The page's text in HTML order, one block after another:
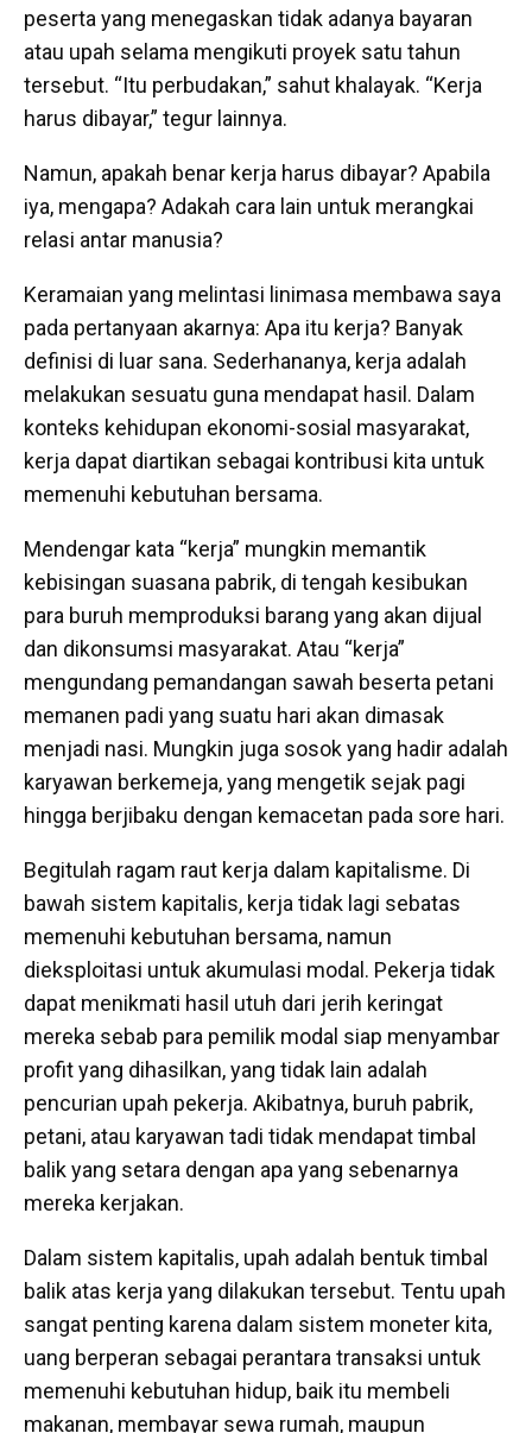
peserta yang menegaskan tidak adanya bayaran
atau upah selama mengikuti proyek satu tahun
tersebut. “Itu perbudakan,” sahut khalayak. “Kerja
harus dibayar,” tegur lainnya.
Namun, apakah benar kerja harus dibayar? Apabila
iya, mengapa? Adakah cara lain untuk merangkai
relasi antar manusia?
Keramaian yang melintasi linimasa membawa saya
pada pertanyaan akarnya: Apa itu kerja? Banyak
definisi di luar sana. Sederhananya, kerja adalah
melakukan sesuatu guna mendapat hasil. Dalam
konteks kehidupan ekonomi-sosial masyarakat,
kerja dapat diartikan sebagai kontribusi kita untuk
memenuhi kebutuhan bersama.
Mendengar kata “kerja” mungkin memantik
kebisingan suasana pabrik, di tengah kesibukan
para buruh memproduksi barang yang akan dijual
dan dikonsumsi masyarakat. Atau “kerja”
mengundang pemandangan sawah beserta petani
memanen padi yang suatu hari akan dimasak
menjadi nasi. Mungkin juga sosok yang hadir adalah
karyawan berkemeja, yang mengetik sejak pagi
hingga berjibaku dengan kemacetan pada sore hari.
Begitulah ragam raut kerja dalam kapitalisme. Di
bawah sistem kapitalis, kerja tidak lagi sebatas
memenuhi kebutuhan bersama, namun
dieksploitasi untuk akumulasi modal. Pekerja tidak
dapat menikmati hasil utuh dari jerih keringat
mereka sebab para pemilik modal siap menyambar
profit yang dihasilkan, yang tidak lain adalah
pencurian upah pekerja. Akibatnya, buruh pabrik,
petani, atau karyawan tadi tidak mendapat timbal
balik yang setara dengan apa yang sebenarnya
mereka kerjakan.
Dalam sistem kapitalis, upah adalah bentuk timbal
balik atas kerja yang dilakukan tersebut. Tentu upah
sangat penting karena dalam sistem moneter kita,
uang berperan sebagai perantara transaksi untuk
memenuhi kebutuhan hidup, baik itu membeli
makanan, membayar sewa rumah, maupun